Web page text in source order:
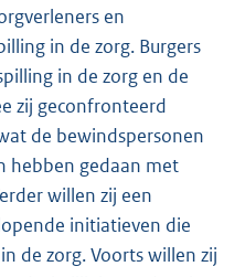
en
in de zorg. Burgers
in de zorg en de
zij geconfronteerd
de bewindspersonen
hebben gedaan met
willen zij een
initiatieven die
de zorg. Voorts willen zij